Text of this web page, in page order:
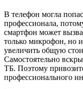
В телефон могла
профессионала,
смартфон может
только микрофон, но
увеличить общую
Самостоятельно
ТБ. Поэтому
профессионального